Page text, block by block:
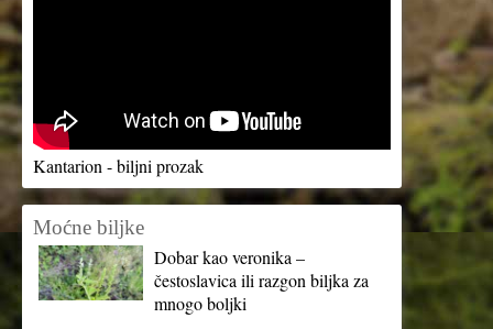
Kantarion - biljni prozak
Moćne biljke
Dobar kao veronika –
čestoslavica ili razgon biljka za
mnogo boljki